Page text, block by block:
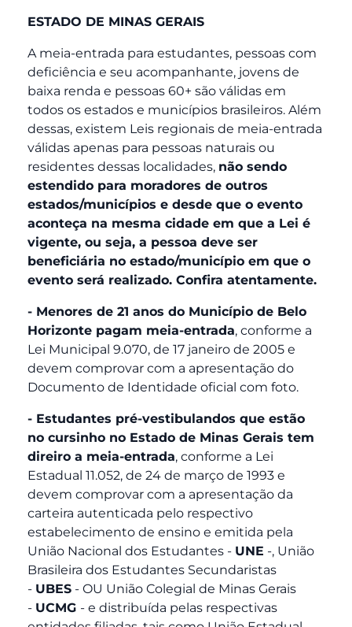
ESTADO DE MINAS GERAIS
A meia-entrada para estudantes, pessoas com
deficiência e seu acompanhante, jovens de
baixa renda e pessoas 60+ são válidas em
todos os estados e municípios brasileiros. Além
dessas, existem Leis regionais de meia-entrada
válidas apenas para pessoas naturais ou
residentes dessas localidades, não sendo
estendido para moradores de outros
estados/municípios e desde que o evento
aconteça na mesma cidade em que a Lei é
vigente, ou seja, a pessoa deve ser
beneficiária no estado/município em que o
evento será realizado. Confira atentamente.
- Menores de 21 anos do Município de Belo
Horizonte pagam meia-entrada, conforme a
Lei Municipal 9.070, de 17 janeiro de 2005 e
devem comprovar com a apresentação do
Documento de Identidade oficial com foto.
- Estudantes pré-vestibulandos que estão
no cursinho no Estado de Minas Gerais tem
direiro a meia-entrada, conforme a Lei
Estadual 11.052, de 24 de março de 1993 e
devem comprovar com a apresentação da
carteira autenticada pelo respectivo
estabelecimento de ensino e emitida pela
União Nacional dos Estudantes - UNE -, União
Brasileira dos Estudantes Secundaristas
- UBES - OU União Colegial de Minas Gerais
- UCMG - e distribuída pelas respectivas